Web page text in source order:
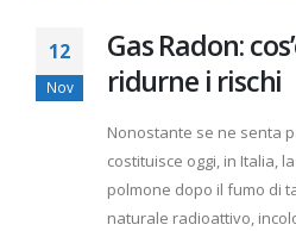
12
Nov
Gas Radon:
ridurne i rischi
Nonostante se ne senta
costituisce oggi, in Italia,
polmone dopo il fumo di
naturale radioattivo,